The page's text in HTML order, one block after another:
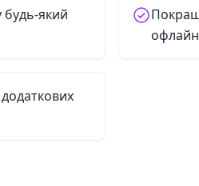
який
офлайн